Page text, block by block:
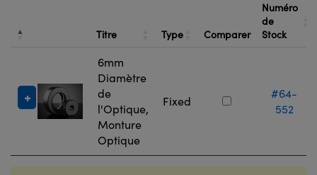
Titre Type Comparer
Numéro
de
Stock
6mm
Diamètre
de
l'Optique,
Monture
Optique
Fixed
#64-
552